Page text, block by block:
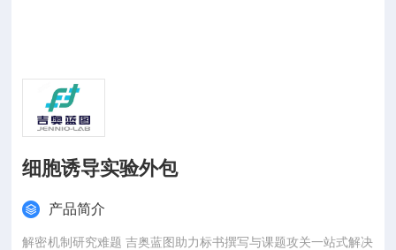
细胞诱导实验外包
产品简介
解密机制研究难题 吉奥蓝图助力标书撰写与课题攻关一站式解决